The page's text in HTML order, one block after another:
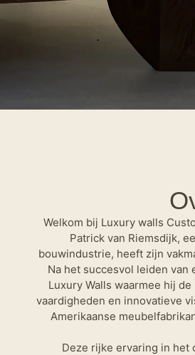
Welkom bij Luxury walls
Patrick van Riemsdijk,
bouwindustrie, heeft zijn
Na het succesvol leiden
Luxury Walls waarmee hij
vaardigheden en innovatieve
Amerikaanse
Deze rijke ervaring in het